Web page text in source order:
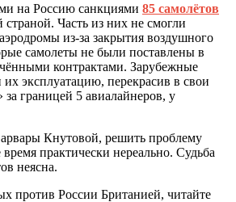
на Россию санкциями 85 самолётов
Часть из них не смогли
из-за закрытия воздушного
самолеты не были поставлены в
контрактами. Зарубежные
эксплуатацию, перекрасив в свои
границей 5 авиалайнеров, у
Кнутовой, решить проблему
практически нереально. Судьба
неясна.
против России Британией, читайте